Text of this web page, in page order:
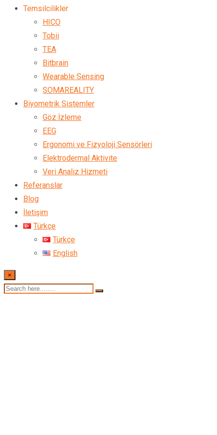
Temsilcilikler
HICO
Tobii
TEA
Bitbrain
Wearable Sensing
SOMAREALITY
Biyometrik Sistemler
Göz İzleme
EEG
Ergonomi ve Fizyoloji Sensörleri
Elektrodermal Aktivite
Veri Analiz Hizmeti
Referanslar
Blog
İletişim
Türkçe
Türkçe
English
×